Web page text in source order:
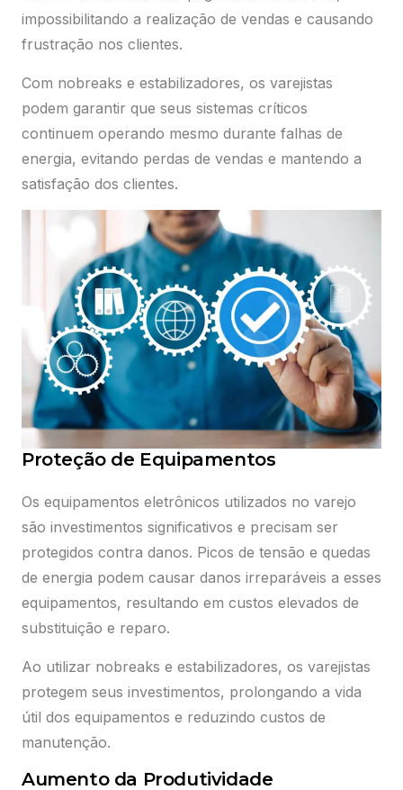
impossibilitando a realização de vendas e causando
frustração nos clientes.
Com nobreaks e estabilizadores, os varejistas
podem garantir que seus sistemas críticos
continuem operando mesmo durante falhas de
energia, evitando perdas de vendas e mantendo a
satisfação dos clientes.
Proteção de Equipamentos
Os equipamentos eletrônicos utilizados no varejo
são investimentos significativos e precisam ser
protegidos contra danos. Picos de tensão e quedas
de energia podem causar danos irreparáveis a esses
equipamentos, resultando em custos elevados de
substituição e reparo.
Ao utilizar nobreaks e estabilizadores, os varejistas
protegem seus investimentos, prolongando a vida
útil dos equipamentos e reduzindo custos de
manutenção.
Aumento da Produtividade